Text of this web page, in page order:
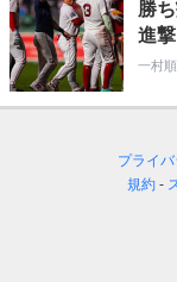
勝
進撃
一村
プライ
規約